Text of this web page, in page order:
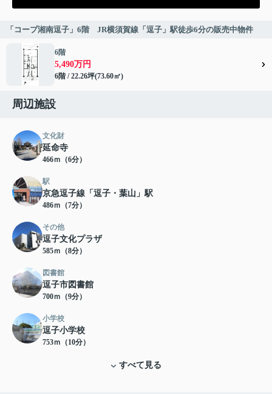
「コープ湘南逗子」6階 JR横須賀線「逗子」駅徒歩6分の販売中物件
6階
5,490万円
6階 / 22.26坪(73.60㎡)
周辺施設
文化財
延命寺
466ｍ（6分）
駅
京急逗子線「逗子・葉山」駅
486ｍ（7分）
その他
逗子文化プラザ
585ｍ（8分）
図書館
逗子市図書館
700ｍ（9分）
小学校
逗子小学校
753ｍ（10分）
すべて見る